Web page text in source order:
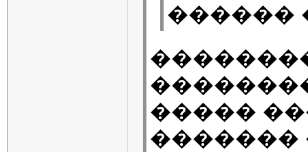
������
�����
�������